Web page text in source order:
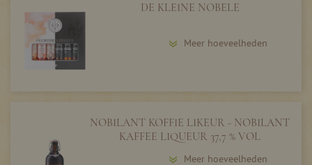
DE KLEINE NOBELE
Meer hoeveelheden
NOBILANT KOFFIE LIKEUR - NOBILANT
KAFFEE LIQUEUR 37,7 % VOL
Meer hoeveelheden